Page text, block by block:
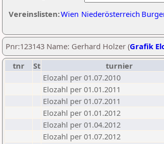
Vereinslisten:Wien Niederösterreich
Pnr:123143 Name: Gerhard Holzer (Grafik
tnr
St turnier
Elozahl per 01.07.2010
Elozahl per 01.01.2011
Elozahl per 01.07.2011
Elozahl per 01.01.2012
Elozahl per 01.04.2012
Elozahl per 01.07.2012